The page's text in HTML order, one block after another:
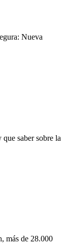
Nueva
saber sobre la
más de 28.000